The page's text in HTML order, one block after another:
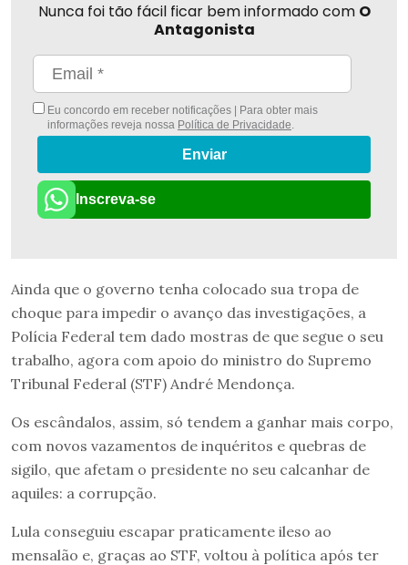
Nunca foi tão fácil ficar bem informado com O
Antagonista
Eu concordo em receber notificações | Para obter mais
informações reveja nossa Política de Privacidade.
Enviar
Inscreva-se
Ainda que o governo tenha colocado sua tropa de
choque para impedir o avanço das investigações, a
Polícia Federal tem dado mostras de que segue o seu
trabalho, agora com apoio do ministro do Supremo
Tribunal Federal (STF) André Mendonça.
Os escândalos, assim, só tendem a ganhar mais corpo,
com novos vazamentos de inquéritos e quebras de
sigilo, que afetam o presidente no seu calcanhar de
aquiles: a corrupção.
Lula conseguiu escapar praticamente ileso ao
mensalão e, graças ao STF, voltou à política após ter